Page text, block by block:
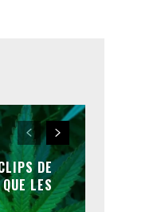
DE
LES